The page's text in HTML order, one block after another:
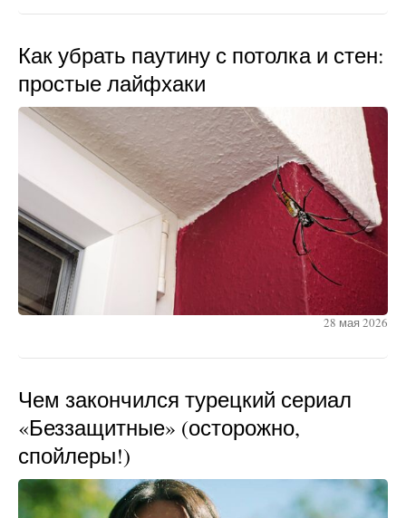
Как убрать паутину с потолка и стен:
простые лайфхаки
28 мая 2026
Чем закончился турецкий сериал
«Беззащитные» (осторожно,
спойлеры!)